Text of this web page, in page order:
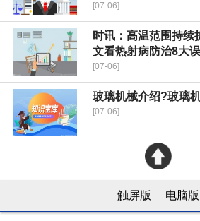
[07-06]
时讯：高温范围持续
文看热射病防治8大
[07-06]
玻璃机械介绍?玻璃
[07-06]
触屏版 电脑版